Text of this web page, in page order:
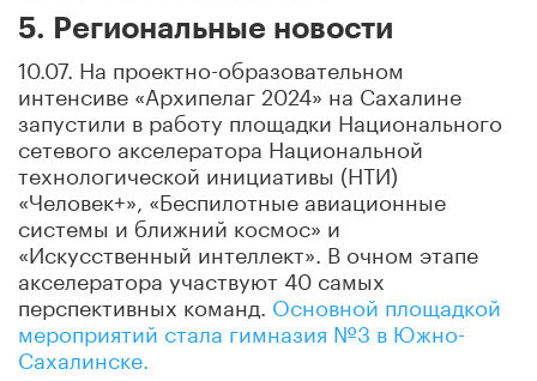
5. Региональные новости
10.07. На проектно-образовательном
интенсиве «Архипелаг 2024» на Сахалине
запустили в работу площадки Национального
сетевого акселератора Национальной
технологической инициативы (НТИ)
«Человек+», «Беспилотные авиационные
системы и ближний космос» и
«Искусственный интеллект». В очном этапе
акселератора участвуют 40 самых
перспективных команд. Основной площадкой
мероприятий стала гимназия №3 в Южно-
Сахалинске.